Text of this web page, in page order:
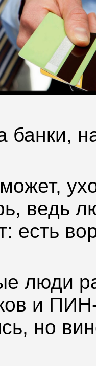
банки,
ведь
есть
люди
и
но